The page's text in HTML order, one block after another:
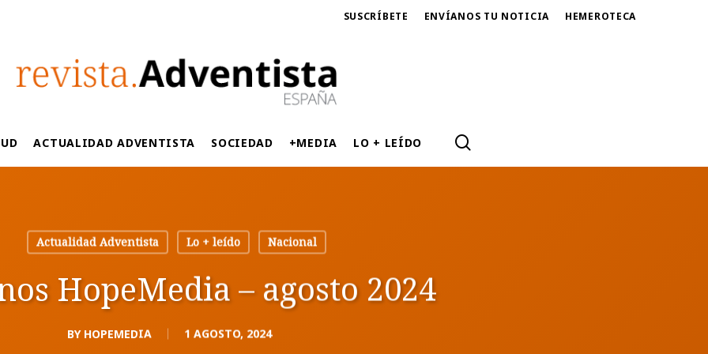
SUSCRÍBETE ENVÍANOS TU NOTICIA HEMEROTECA
ACTUALIDAD ADVENTISTA SOCIEDAD +MEDIA LO + LEÍDO
Actualidad Adventista Lo + leído Nacional
HopeMedia – agosto 2024
BY HOPEMEDIA 1 AGOSTO, 2024